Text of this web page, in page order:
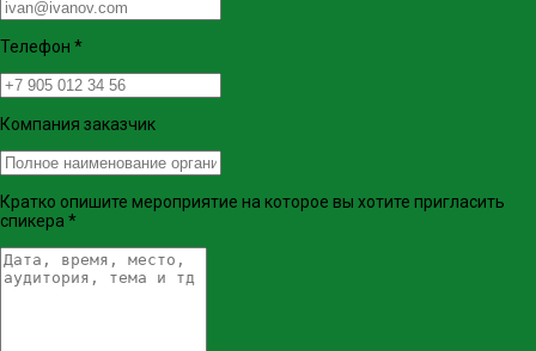
Телефон *
Компания заказчик
Кратко опишите мероприятие на которое вы хотите пригласить
спикера *